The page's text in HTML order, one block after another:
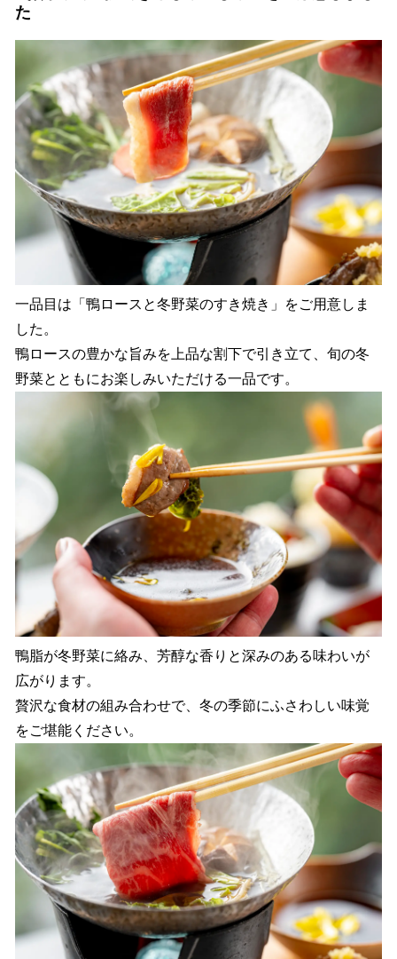
た
一品目は「鴨ロースと冬野菜のすき焼き」をご用意しま
した。
鴨ロースの豊かな旨みを上品な割下で引き立て、旬の冬
野菜とともにお楽しみいただける一品です。
鴨脂が冬野菜に絡み、芳醇な香りと深みのある味わいが
広がります。
贅沢な食材の組み合わせで、冬の季節にふさわしい味覚
をご堪能ください。